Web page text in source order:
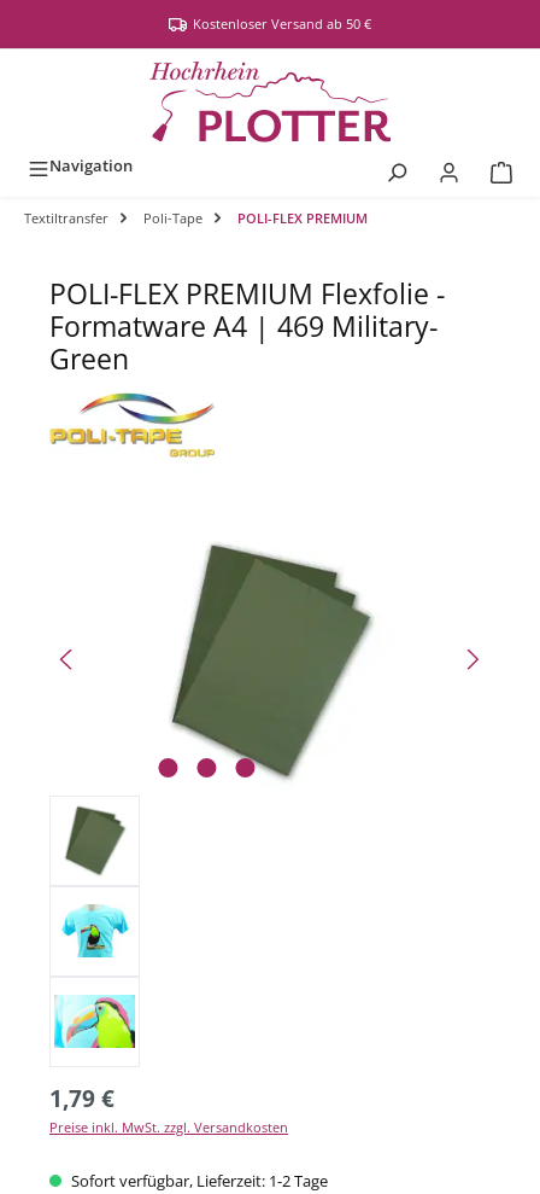
Kostenloser Versand ab 50 €
Navigation
Textiltransfer Poli-Tape POLI-FLEX PREMIUM
POLI-FLEX PREMIUM Flexfolie -
Formatware A4 | 469 Military-
Green
1,79 €
Preise inkl. MwSt. zzgl. Versandkosten
Sofort verfügbar, Lieferzeit: 1-2 Tage